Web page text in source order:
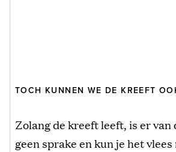
TOCH KUNNEN WE DE KREEFT
Zolang de kreeft leeft, is er van
geen sprake en kun je het